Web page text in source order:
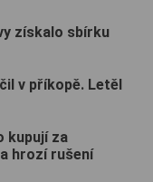
získalo sbírku
v příkopě. Letěl
kupují za
hrozí rušení